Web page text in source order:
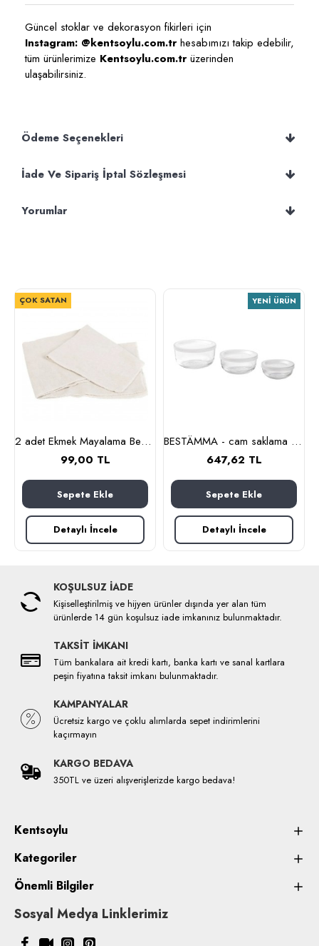
Güncel stoklar ve dekorasyon fikirleri için
Instagram: @kentsoylu.com.trhesabımızı takip edebilir,
tüm ürünlerimize Kentsoylu.com.trüzerinden
ulaşabilirsiniz.
Ödeme Seçenekleri
İade Ve Sipariş İptal Sözleşmesi
Yorumlar
ÇOK SATAN
2 adet Ekmek Mayalama Bezi 50x70 cm, %100 Pamuk Amerikan Pasa Bezi
99,00 TL
Sepete Ekle
Detaylı İncele
YENI ÜRÜN
BESTÄMMA - cam saklama kabı seti (cam)
647,62 TL
Sepete Ekle
Detaylı İncele
KOŞULSUZ İADE
Kişiselleştirilmiş ve hijyen ürünler dışında yer alan tüm
ürünlerde 14 gün koşulsuz iade imkanınız bulunmaktadır.
TAKSİT İMKANI
Tüm bankalara ait kredi kartı, banka kartı ve sanal kartlara
peşin fiyatına taksit imkanı bulunmaktadır.
KAMPANYALAR
Ücretsiz kargo ve çoklu alımlarda sepet indirimlerini
kaçırmayın
KARGO BEDAVA
350TL ve üzeri alışverişlerizde kargo bedava!
Kentsoylu
Kategoriler
Önemli Bilgiler
Sosyal Medya Linklerimiz